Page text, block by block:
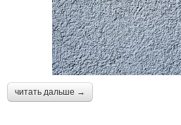
читать дальше →